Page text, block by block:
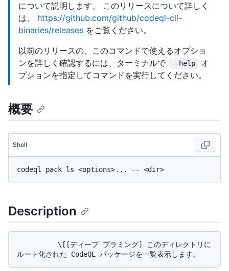
について説明します。 このリリースについて詳しく
は、 https://github.com/github/codeql-cli-
binaries/releases をご覧ください。
以前のリリースの、このコマンドで使えるオプショ
ンを詳しく確認するには、ターミナルで
--help
オ
プションを指定してコマンドを実行してください。
概要
Shell
Description